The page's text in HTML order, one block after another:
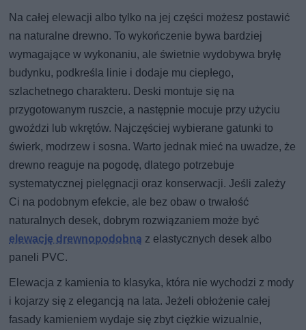
Na całej elewacji albo tylko na jej części możesz postawić
na naturalne drewno. To wykończenie bywa bardziej
wymagające w wykonaniu, ale świetnie wydobywa bryłę
budynku, podkreśla linie i dodaje mu ciepłego,
szlachetnego charakteru. Deski montuje się na
przygotowanym ruszcie, a następnie mocuje przy użyciu
gwoździ lub wkrętów. Najczęściej wybierane gatunki to
świerk, modrzew i sosna. Warto jednak mieć na uwadze, że
drewno reaguje na pogodę, dlatego potrzebuje
systematycznej pielęgnacji oraz konserwacji. Jeśli zależy
Ci na podobnym efekcie, ale bez obaw o trwałość
naturalnych desek, dobrym rozwiązaniem może być
elewację drewnopodobną z elastycznych desek albo
paneli PVC.
Elewacja z kamienia to klasyka, która nie wychodzi z mody
i kojarzy się z elegancją na lata. Jeżeli obłożenie całej
fasady kamieniem wydaje się zbyt ciężkie wizualnie,